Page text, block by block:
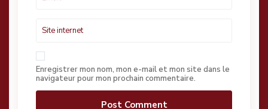
Enregistrer mon nom, mon e-mail et mon site dans le
navigateur pour mon prochain commentaire.